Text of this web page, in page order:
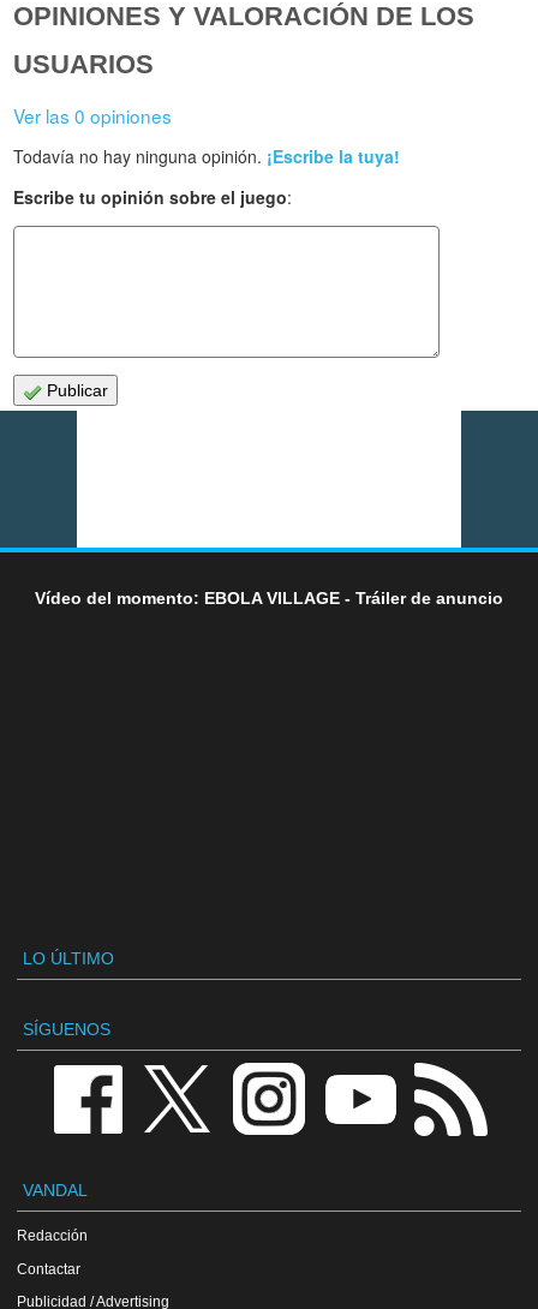
OPINIONES Y VALORACIÓN DE LOS
USUARIOS
Ver las 0 opiniones
Todavía no hay ninguna opinión. ¡Escribe la tuya!
Escribe tu opinión sobre el juego:
Publicar
Vídeo del momento: EBOLA VILLAGE - Tráiler de anuncio
LO ÚLTIMO
SÍGUENOS
VANDAL
Redacción
Contactar
Publicidad / Advertising